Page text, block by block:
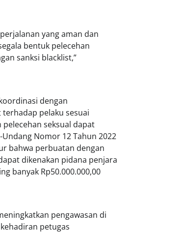
yang aman dan
bentuk pelecehan
sanksi blacklist,”
dengan
pelaku sesuai
seksual dapat
Nomor 12 Tahun 2022
bahwa perbuatan dengan
dikenakan pidana penjara
banyak Rp50.000.000,00
pengawasan di
petugas